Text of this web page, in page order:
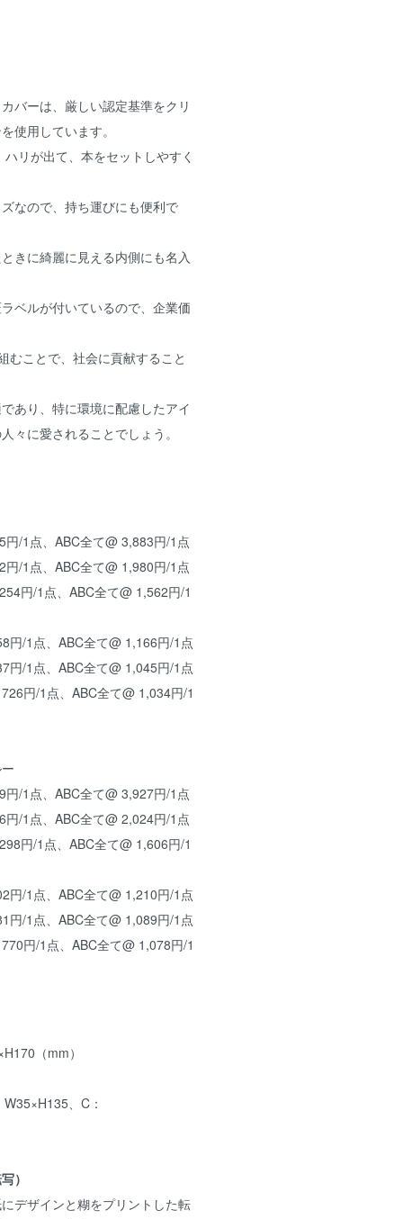
バーは、厳しい認定基準をクリ
使用しています。
リが出て、本をセットしやすく
なので、持ち運びにも便利で
きに綺麗に見える内側にも名入
ベルが付いているので、企業価
むことで、社会に貢献すること
あり、特に環境に配慮したアイ
々に愛されることでしょう。
/1点、ABC全て@ 3,883円/1点
/1点、ABC全て@ 1,980円/1点
円/1点、ABC全て@ 1,562円/1
/1点、ABC全て@ 1,166円/1点
/1点、ABC全て@ 1,045円/1点
円/1点、ABC全て@ 1,034円/1
/1点、ABC全て@ 3,927円/1点
/1点、ABC全て@ 2,024円/1点
円/1点、ABC全て@ 1,606円/1
/1点、ABC全て@ 1,210円/1点
/1点、ABC全て@ 1,089円/1点
円/1点、ABC全て@ 1,078円/1
（mm）
、C：
）
デザインと糊をプリントした転